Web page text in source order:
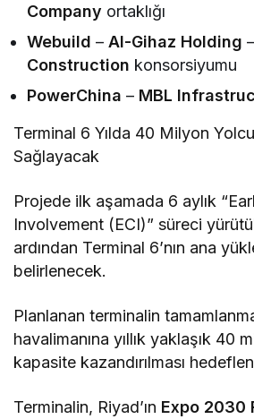
Company ortaklığı
Webuild –Al-Gihaz Holding –
Construction konsorsiyumu
PowerChina – MBL
Terminal 6 Yılda 40 Milyon
Sağlayacak
Projede ilk aşamada 6 aylık
Involvement (ECI)” süreci
ardından Terminal 6’nın ana
belirlenecek.
Planlanan terminalin
havalimanına yıllık yaklaşık 40
kapasite kazandırılması
Terminalin, Riyad’ın Expo 2030